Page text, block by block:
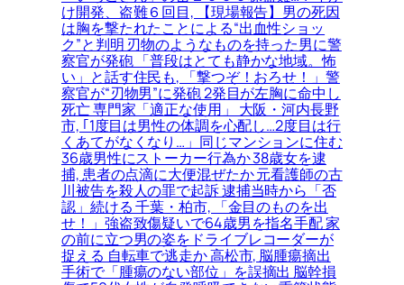
け開発、盗難６回目, 【現場報告】男の死因
は胸を撃たれたことによる“出血性ショッ
ク”と判明 刃物のようなものを持った男に警
察官が発砲 「普段はとても静かな地域。怖
い」と話す住民も, 「撃つぞ！おろせ！」警
察官が“刃物男”に発砲 2発目が左胸に命中し
死亡 専門家「適正な使用」 大阪・河内長野
市, ｢1度目は男性の体調を心配し…2度目は行
くあてがなくなり…」同じマンションに住む
36歳男性にストーカー行為か 38歳女を逮
捕, 患者の点滴に大便混ぜたか 元看護師の古
川被告を殺人の罪で起訴 逮捕当時から「否
認」続ける 千葉・柏市, 「金目のものを出
せ！」強盗致傷疑いで64歳男を指名手配 家
の前に立つ男の姿をドライブレコーダーが
捉える 自転車で逃走か 高松市, 脳腫瘍摘出
手術で「腫瘍のない部位」を誤摘出 脳幹損